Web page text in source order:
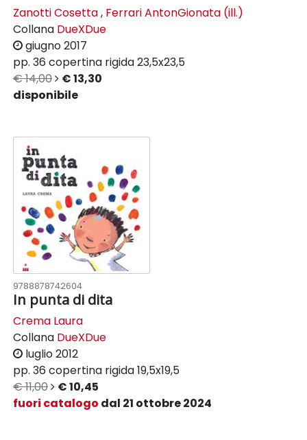
Zanotti Cosetta, Ferrari AntonGionata (ill.)
Collana DueXDue
giugno 2017
pp. 36 copertina rigida23,5x23,5
€ 14,00
€ 13,30
disponibile
9788878742604
In punta di dita
Crema Laura
Collana DueXDue
luglio 2012
pp. 36 copertina rigida19,5x19,5
€ 11,00
€ 10,45
fuori catalogo dal 21 ottobre 2024